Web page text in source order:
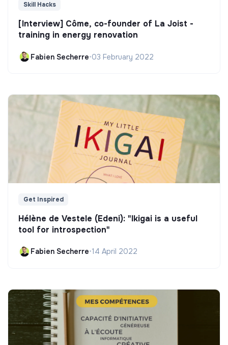
Skill Hacks
[Interview] Côme, co-founder of La Joist -
training in energy renovation
Fabien Secherre•03 February 2022
Get Inspired
Hélène de Vestele (Edeni): "Ikigai is a useful
tool for introspection"
Fabien Secherre•14 April 2022